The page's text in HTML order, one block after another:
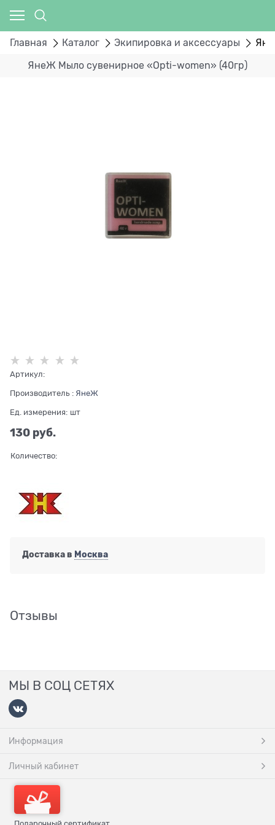
Главная Каталог Экипировка и аксессуары
ЯнеЖ Мыло сувенирное «Opti-women» (40гр)
Артикул:
Производитель : ЯнеЖ
Ед. измерения: шт
130 руб.
Количество:
Доставка в Москва
Отзывы
МЫ В СОЦ СЕТЯХ
Информация
Личный кабинет